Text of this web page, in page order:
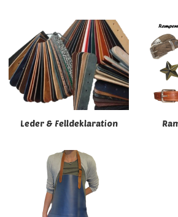
Leder & Felldeklaration